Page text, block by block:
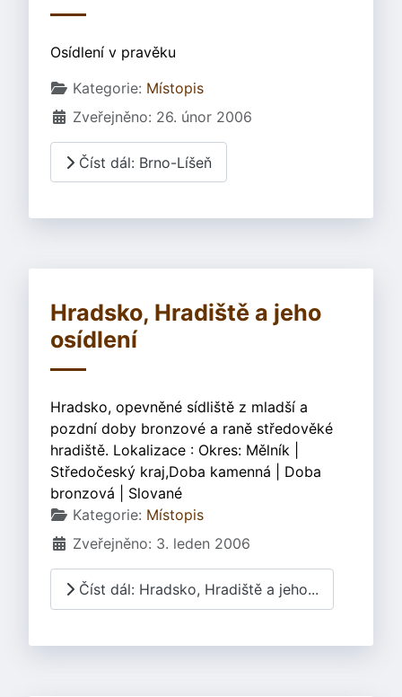
Osídlení v pravěku
Základní údaje
Kategorie: Místopis
Zveřejněno: 26. únor 2006
Číst dál: Brno-Líšeň
Hradsko, Hradiště a jeho
osídlení
Hradsko, opevněné sídliště z mladší a
pozdní doby bronzové a raně středověké
hradiště. Lokalizace : Okres: Mělník |
Středočeský kraj,Doba kamenná | Doba
bronzová | Slované
Základní údaje
Kategorie: Místopis
Zveřejněno: 3. leden 2006
Číst dál: Hradsko, Hradiště a jeho...